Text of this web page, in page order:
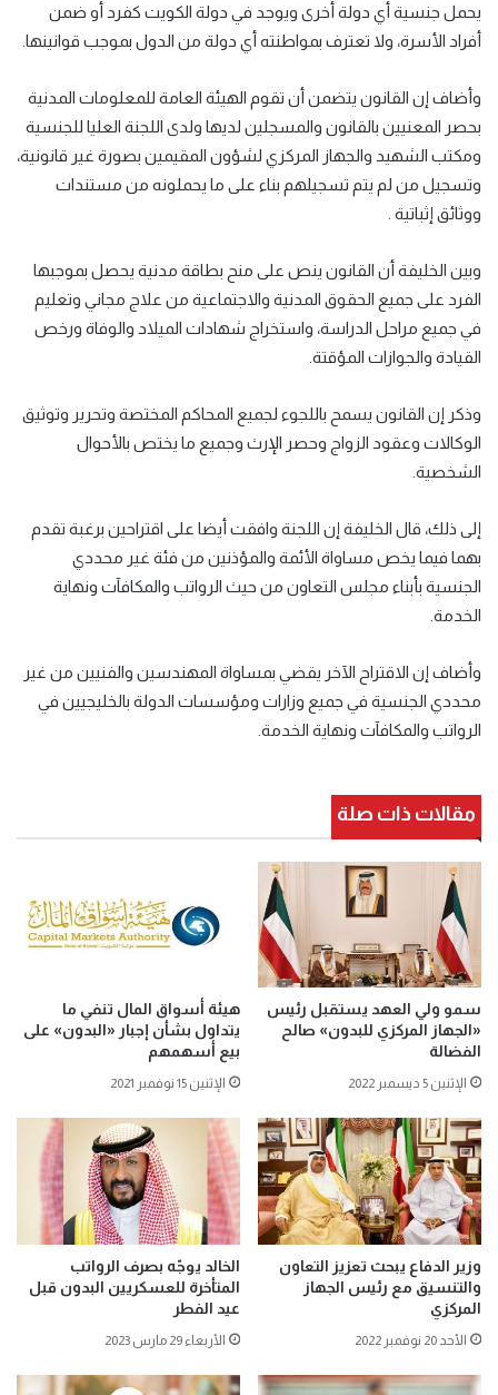
يحمل جنسية أي دولة أخرى ويوجد في دولة الكويت كفرد أو ضمن
أفراد الأسرة، ولا تعترف بمواطنته أي دولة من الدول بموجب قوانينها.
وأضاف إن القانون يتضمن أن تقوم الهيئة العامة للمعلومات المدنية
بحصر المعنيين بالقانون والمسجلين لديها ولدى اللجنة العليا للجنسية
ومكتب الشهيد والجهاز المركزي لشؤون المقيمين بصورة غير قانونية،
وتسجيل من لم يتم تسجيلهم بناء على ما يحملونه من مستندات
ووثائق إثباتية .
وبين الخليفة أن القانون ينص على منح بطاقة مدنية يحصل بموجبها
الفرد على جميع الحقوق المدنية والاجتماعية من علاج مجاني وتعليم
في جميع مراحل الدراسة، واستخراج شهادات الميلاد والوفاة ورخص
القيادة والجوازات المؤقتة.
وذكر إن القانون يسمح باللجوء لجميع المحاكم المختصة وتحرير وتوثيق
الوكالات وعقود الزواج وحصر الإرث وجميع ما يختص بالأحوال
الشخصية.
إلى ذلك، قال الخليفة إن اللجنة وافقت أيضا على اقتراحين برغبة تقدم
بهما فيما يخص مساواة الأئمة والمؤذنين من فئة غير محددي
الجنسية بأبناء مجلس التعاون من حيث الرواتب والمكافآت ونهاية
الخدمة.
وأضاف إن الاقتراح الآخر يقضي بمساواة المهندسين والفنيين من غير
محددي الجنسية في جميع وزارات ومؤسسات الدولة بالخليجيين في
الرواتب والمكافآت ونهاية الخدمة.
مقالات ذات صلة
سمو ولي العهد يستقبل رئيس
«الجهاز المركزي للبدون» صالح
الفضالة
الإثنين 5 ديسمبر 2022
هيئة أسواق المال تنفي ما
يتداول بشأن إجبار «البدون» على
بيع أسهمهم
الإثنين 15 نوفمبر 2021
وزير الدفاع يبحث تعزيز التعاون
والتنسيق مع رئيس الجهاز
المركزي
الأحد 20 نوفمبر 2022
الخالد يوجّه بصرف الرواتب
المتأخرة للعسكريين البدون قبل
عيد الفطر
الأربعاء 29 مارس 2023